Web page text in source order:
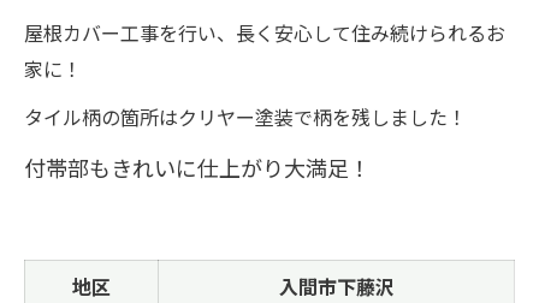
屋根カバー工事を行い、長く安心して住み続けられるお
家に！
タイル柄の箇所はクリヤー塗装で柄を残しました！
付帯部もきれいに仕上がり大満足！
地区
入間市下藤沢